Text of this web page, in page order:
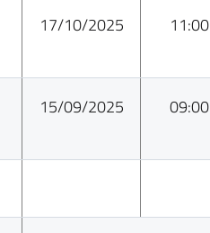
17/10/2025 11:00
15/09/2025 09:00